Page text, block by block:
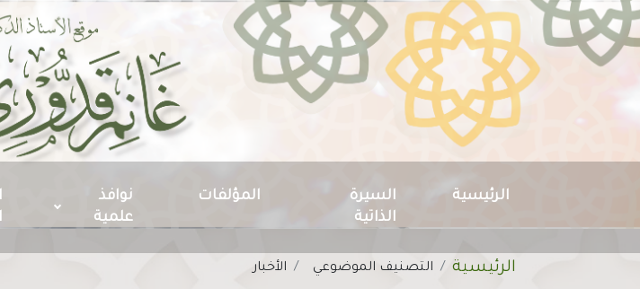
Main navigation
الرئيسية
السيرة
الذاتية
المؤلفات
نوافذ
علمية
مسار التنقل
الرئيسية التصنيف الموضوعي الأخبار